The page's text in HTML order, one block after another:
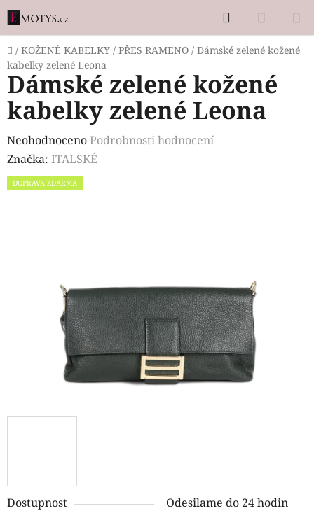
Přejít
na
obsah
Hledat
KOŠÍK
Domů
/ KOŽENÉ KABELKY / PŘES RAMENO / Dámské zelené kožené
kabelky zelené Leona
Dostupnost
Odesilame do 24 hodin
Dámské zelené kožené
kabelky zelené Leona
Průměrné
hodnocení
produktu
NeohodnocenoPodrobnosti hodnocení
Značka: ITALSKÉ
DOPRAVA ZDARMA